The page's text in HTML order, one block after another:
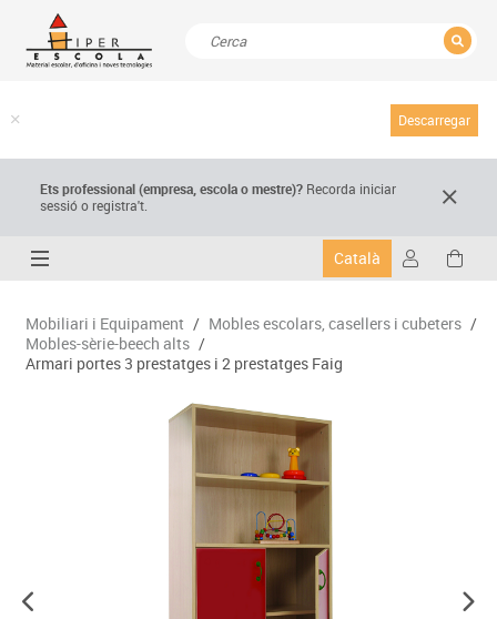
Descarregar
Ets professional (empresa,escola o mestre)? Recorda iniciar
sessió o registra't.
Català
Mobiliari i Equipament / Mobles escolars, casellers i cubeters /
Mobles-sèrie-beech alts /
Armari portes 3 prestatges i 2 prestatges Faig